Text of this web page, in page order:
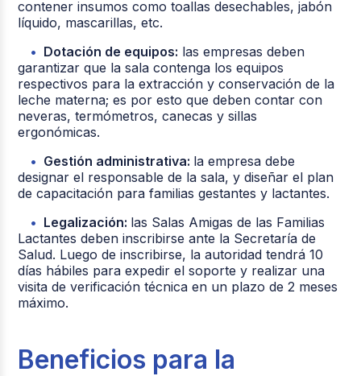
contener insumos como toallas desechables, jabón
líquido, mascarillas, etc.
Dotación de equipos: las empresas deben
garantizar que la sala contenga los equipos
respectivos para la extracción y conservación de la
leche materna; es por esto que deben contar con
neveras, termómetros, canecas y sillas
ergonómicas.
Gestión administrativa: la empresa debe
designar el responsable de la sala, y diseñar el plan
de capacitación para familias gestantes y lactantes.
Legalización: las Salas Amigas de las Familias
Lactantes deben inscribirse ante la Secretaría de
Salud. Luego de inscribirse, la autoridad tendrá 10
días hábiles para expedir el soporte y realizar una
visita de verificación técnica en un plazo de 2 meses
máximo.
Beneficios para la